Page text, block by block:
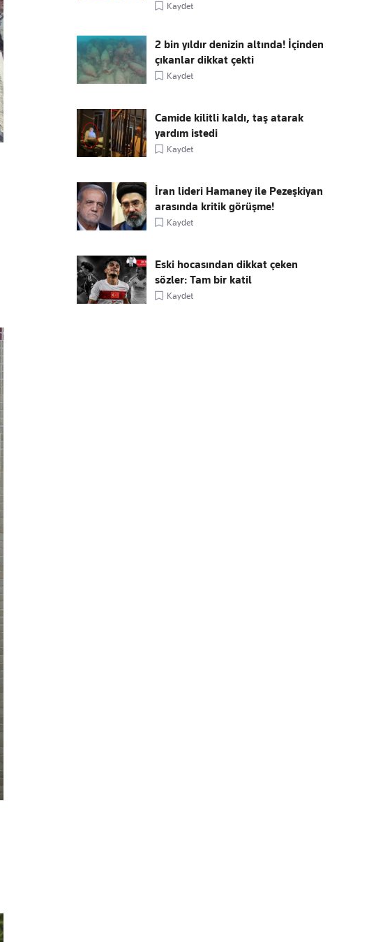
Kaydet
2 bin yıldır denizin altında! İçinden
çıkanlar dikkat çekti
Kaydet
Camide kilitli kaldı, taş atarak
yardım istedi
Kaydet
İran lideri Hamaney ile Pezeşkiyan
arasında kritik görüşme!
Kaydet
Eski hocasından dikkat çeken
sözler: Tam bir katil
Kaydet